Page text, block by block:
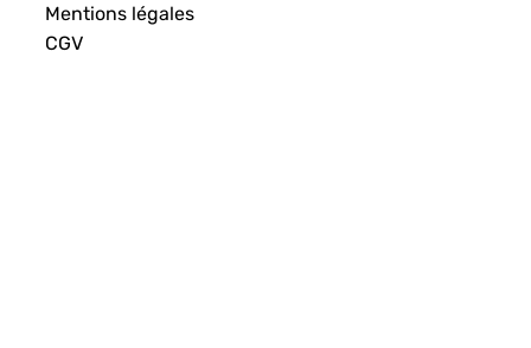
Mentions légales
CGV